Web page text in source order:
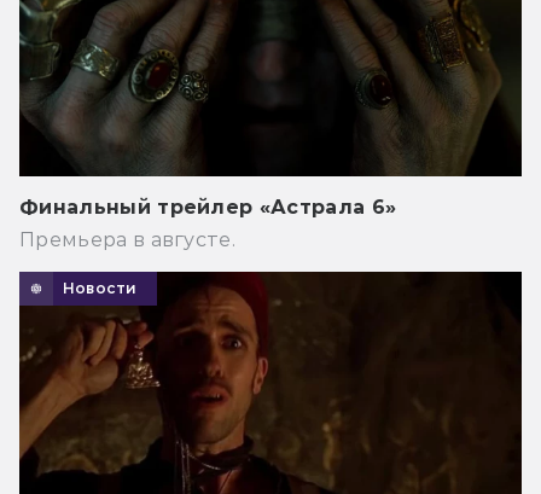
Финальный трейлер «Астрала 6»
Премьера в августе.
Новости